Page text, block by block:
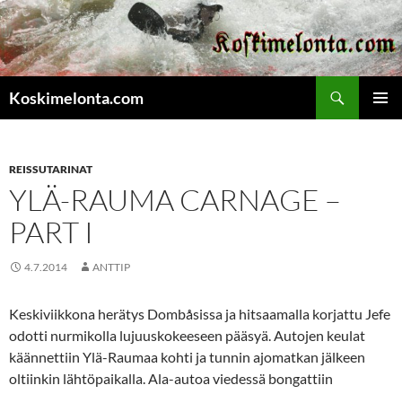
Koskimelonta.com
REISSUTARINAT
YLÄ-RAUMA CARNAGE –
PART I
4.7.2014 ANTTIP
Keskiviikkona herätys Dombåsissa ja hitsaamalla korjattu Jefe
odotti nurmikolla lujuuskokeeseen pääsyä. Autojen keulat
käännettiin Ylä-Raumaa kohti ja tunnin ajomatkan jälkeen
oltiinkin lähtöpaikalla. Ala-autoa viedessä bongattiin